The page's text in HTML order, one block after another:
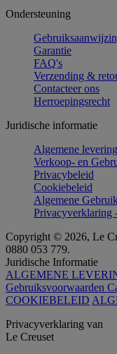
Ondersteuning
Garantie
FAQ's
Verzending &
Contacteer ons
Herroepingsrecht
Juridische informatie
Algemene
Verkoop- en
Privacybeleid
Cookiebeleid
Algemene
Privacyverklaring
Copyright © 2026, Le
0880 053 779.
Juridische Informatie
ALGEMENE
Gebruiksvoorwaarden
COOKIEBELEID
Privacyverklaring van
Le Creuset